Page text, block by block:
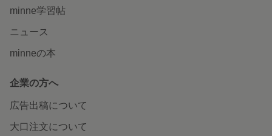
minne学習帖
ニュース
minneの本
企業の方へ
広告出稿について
大口注文について